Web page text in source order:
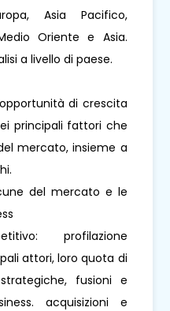
Asia Pacifico,
Oriente e Asia.
a livello di paese.
di crescita
principali fattori che
mercato, insieme a
del mercato e le
profilazione
attori, loro quota di
fusioni e
acquisizioni e